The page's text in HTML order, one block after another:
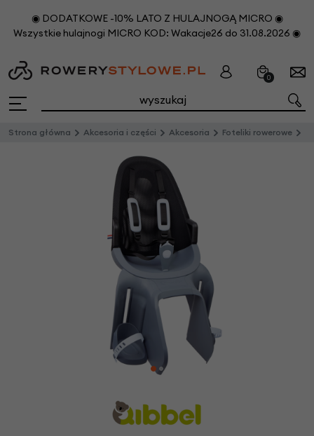
◉ DODATKOWE -10% LATO Z HULAJNOGĄ MICRO ◉
Wszystkie hulajnogi MICRO KOD: Wakacje26 do 31.08.2026 ◉
0
Strona główna Akcesoria i części Akcesoria Foteliki rowerowe